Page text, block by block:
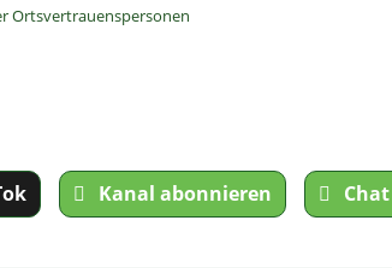
Ortsvertrauenspersonen
Kanal abonnieren Chat